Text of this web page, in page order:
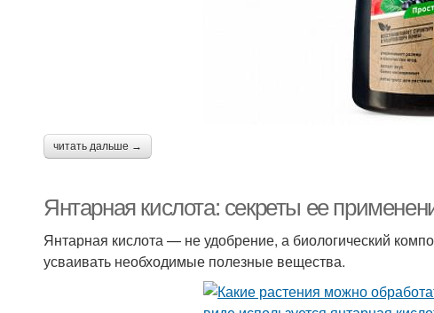
читать дальше →
Янтарная кислота: секреты ее
Янтарная кислота — не удобрение, а биологический
усваивать необходимые полезные вещества.